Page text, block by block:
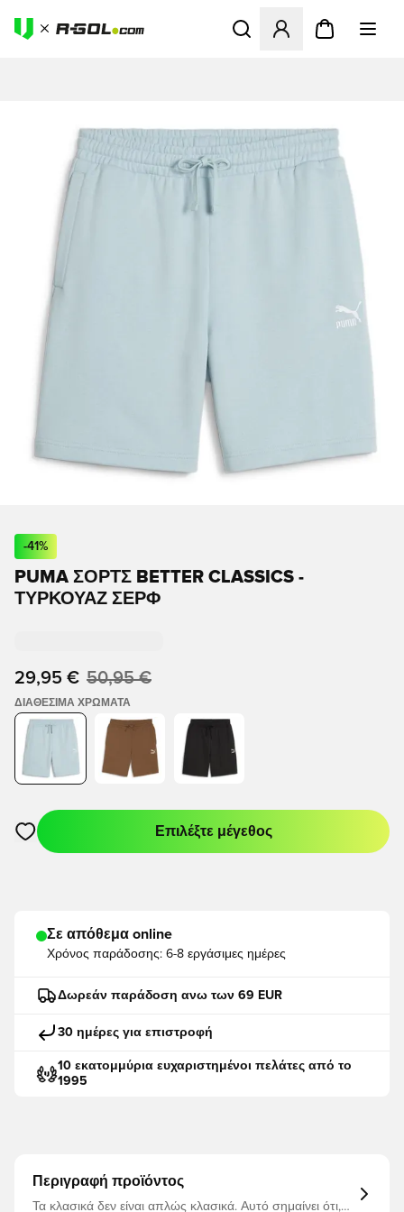
Ανοίγει ένα Modal για να
-41%
PUMA ΣΟΡΤΣ BETTER CLASSICS -
ΤΥΡΚΟΥΆΖ ΣΈΡΦ
29,95 € 50,95 €
ΔΙΑΘΈΣΙΜΑ ΧΡΏΜΑΤΑ
Ανοίγει ένα Modal για να συνδεθείτε ή να εγγραφείτε ως
Επιλέξτε μέγεθος
Σε απόθεμα online
Χρόνος παράδοσης: 6-8 εργάσιμες ημέρες
Δωρεάν παράδοση ανω των 69 EUR
30 ημέρες για επιστροφή
10 εκατομμύρια ευχαριστημένοι πελάτες από το
1995
Περιγραφή προϊόντος
Τα κλασικά δεν είναι απλώς κλασικά. Αυτό σημαίνει ότι,